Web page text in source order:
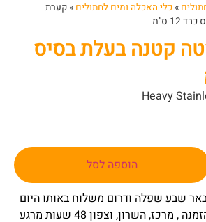
»כלי האכלה ומים לחתולים »קערת
12 ס"מ
קטנה בעלת בסיס
Heavy
הוספה לסל
שבע שפלה ודרום משלוח באותו היום
או 24 שעות מרגע ההזמנה , מרכז, השרון, וצפון 48 שעות מרגע